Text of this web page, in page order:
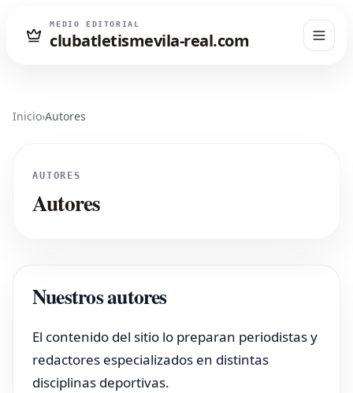
MEDIO EDITORIAL
clubatletismevila-real.com
Inicio›Autores
AUTORES
Autores
Nuestros autores
El contenido del sitio lo preparan periodistas y
redactores especializados en distintas
disciplinas deportivas.